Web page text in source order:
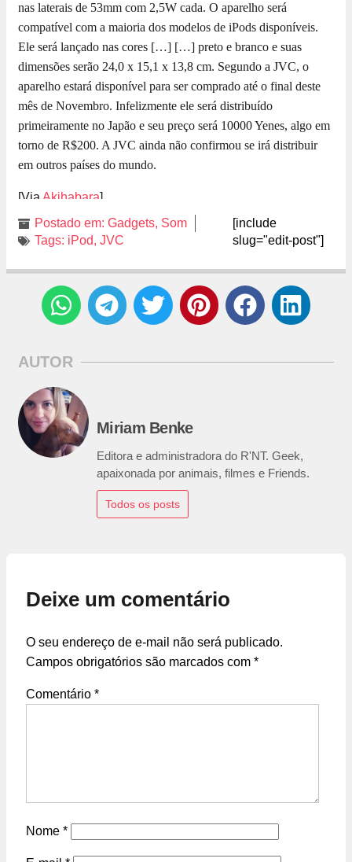
nas laterais de 53mm com 2,5W cada. O aparelho será
compatível com a maioria dos modelos de iPods disponíveis.
Ele será lançado nas cores […] […] preto e branco e suas
dimensões serão 24,0 x 15,1 x 13,8 cm. Segundo a JVC, o
aparelho estará disponível para ser comprado até o final deste
mês de Novembro. Infelizmente ele será distribuído
primeiramente no Japão e seu preço será 10000 Yenes, algo em
torno de R$200. A JVC ainda não confirmou se irá distribuir
em outros países do mundo.
[Via Akihabara]
Postado em: Gadgets, Som
Tags: iPod, JVC
[include
slug="edit-post"]
AUTOR
Miriam Benke
Editora e administradora do R'NT. Geek,
apaixonada por animais, filmes e Friends.
Todos os posts
Deixe um comentário
O seu endereço de e-mail não será publicado.
Campos obrigatórios são marcados com *
Comentário *
Nome *